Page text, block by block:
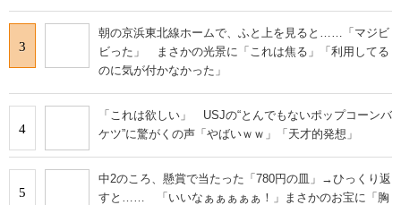
3
朝の京浜東北線ホームで、ふと上を見ると……「マジビ
ビった」 まさかの光景に「これは焦る」「利用してる
のに気が付かなかった」
4
「これは欲しい」 USJの“とんでもないポップコーンバ
ケツ”に驚がくの声「やばいｗｗ」「天才的発想」
5
中2のころ、懸賞で当たった「780円の皿」→ひっくり返
すと…… 「いいなぁぁぁぁぁ！」まさかのお宝に「胸